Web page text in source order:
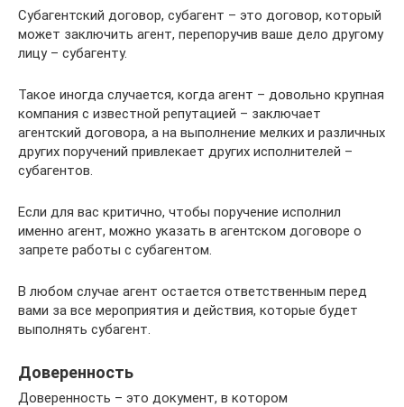
Субагентский договор, субагент – это договор, который
может заключить агент, перепоручив ваше дело другому
лицу – субагенту.
Такое иногда случается, когда агент – довольно крупная
компания с известной репутацией – заключает
агентский договора, а на выполнение мелких и различных
других поручений привлекает других исполнителей –
субагентов.
Если для вас критично, чтобы поручение исполнил
именно агент, можно указать в агентском договоре о
запрете работы с субагентом.
В любом случае агент остается ответственным перед
вами за все мероприятия и действия, которые будет
выполнять субагент.
Доверенность
Доверенность – это документ, в котором